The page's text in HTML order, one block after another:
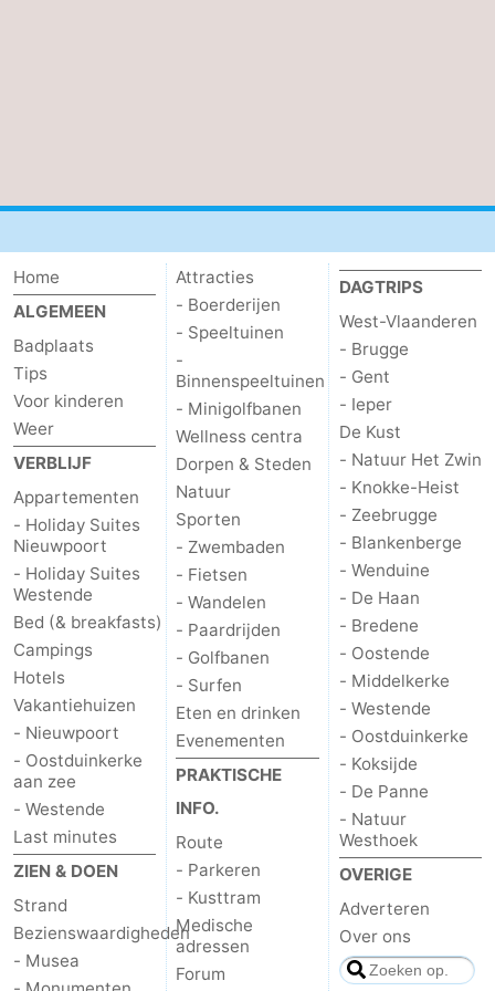
Oostduinkerke
-
Koksijde
-
De
Panne
-
Natuur
Westhoek
Weer
Contact
Home
ALGEMEEN
Badplaats
Tips
Voor kinderen
Weer
VERBLIJF
Appartementen
- Holiday Suites
Nieuwpoort
- Holiday Suites
Westende
Bed (& breakfasts)
Campings
Hotels
Vakantiehuizen
- Nieuwpoort
- Oostduinkerke
aan zee
- Westende
Last minutes
ZIEN & DOEN
Strand
Bezienswaardigheden
- Musea
Attracties
- Boerderijen
- Speeltuinen
-
Binnenspeeltuinen
- Minigolfbanen
Wellness centra
Dorpen & Steden
Natuur
Sporten
- Zwembaden
- Fietsen
- Wandelen
- Paardrijden
- Golfbanen
- Surfen
Eten en drinken
Evenementen
PRAKTISCHE
INFO.
Route
- Parkeren
- Kusttram
Medische
adressen
Forum
DAGTRIPS
West-Vlaanderen
- Brugge
- Gent
- Ieper
De Kust
- Natuur Het Zwin
- Knokke-Heist
- Zeebrugge
- Blankenberge
- Wenduine
- De Haan
- Bredene
- Oostende
- Middelkerke
- Westende
- Oostduinkerke
- Koksijde
- De Panne
- Natuur
Westhoek
OVERIGE
Adverteren
Over ons